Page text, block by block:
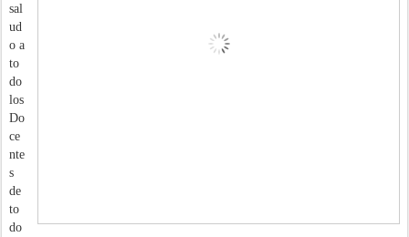
sal
ud
o a
to
do
los
Do
ce
nte
s
de
to
do